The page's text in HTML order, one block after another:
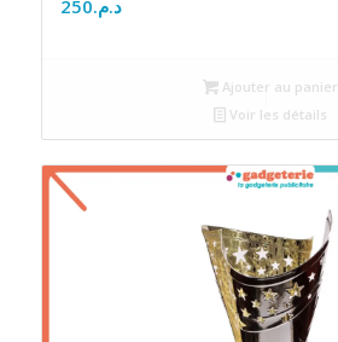
د.م.250
Ajouter au panier
Voir les détails